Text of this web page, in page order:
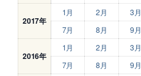
2017年
1月 2月 3月
7月
8月 9月
2016年
1月 2月 3月
7月
8月 9月